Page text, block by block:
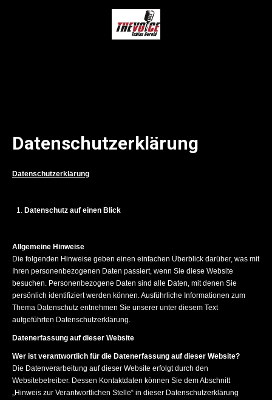
Datenschutzerklärung
Datenschutzerklärung
Datenschutz auf einen Blick
Allgemeine Hinweise
Die folgenden Hinweise geben einen einfachen Überblick darüber, was mit
Ihren personenbezogenen Daten passiert, wenn Sie diese Website
besuchen. Personenbezogene Daten sind alle Daten, mit denen Sie
persönlich identifiziert werden können. Ausführliche Informationen zum
Thema Datenschutz entnehmen Sie unserer unter diesem Text
aufgeführten Datenschutzerklärung.
Datenerfassung auf dieser Website
Wer ist verantwortlich für die Datenerfassung auf dieser Website?
Die Datenverarbeitung auf dieser Website erfolgt durch den
Websitebetreiber. Dessen Kontaktdaten können Sie dem Abschnitt
„Hinweis zur Verantwortlichen Stelle“ in dieser Datenschutzerklärung